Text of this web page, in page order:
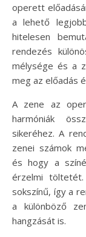
operett
a lehető
hitelesen
rendezés
mélysége és a
meg az előadás
A zene az
harmóniák
sikeréhez. A
zenei számok
és hogy a
érzelmi
sokszínű, így a
a különböző
hangzását is.